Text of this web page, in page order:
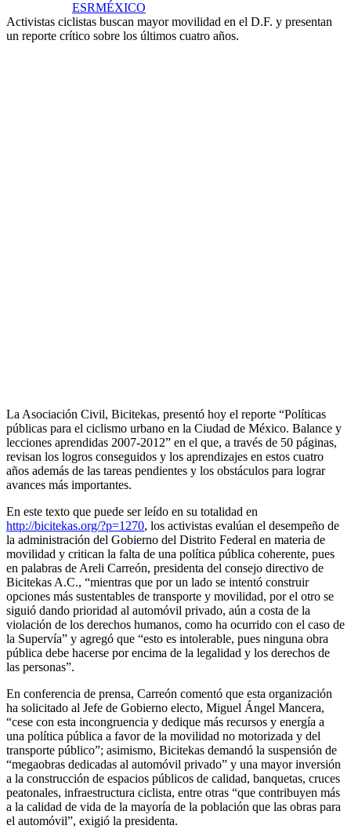
ESRMÉXICO
Activistas ciclistas buscan mayor movilidad en el D.F. y presentan
un reporte crítico sobre los últimos cuatro años.
La Asociación Civil, Bicitekas, presentó hoy el reporte “Políticas
públicas para el ciclismo urbano en la Ciudad de México. Balance y
lecciones aprendidas 2007-2012” en el que, a través de 50 páginas,
revisan los logros conseguidos y los aprendizajes en estos cuatro
años además de las tareas pendientes y los obstáculos para lograr
avances más importantes.
En este texto que puede ser leído en su totalidad en
http://bicitekas.org/?p=1270, los activistas evalúan el desempeño de
la administración del Gobierno del Distrito Federal en materia de
movilidad y critican la falta de una política pública coherente, pues
en palabras de Areli Carreón, presidenta del consejo directivo de
Bicitekas A.C., “mientras que por un lado se intentó construir
opciones más sustentables de transporte y movilidad, por el otro se
siguió dando prioridad al automóvil privado, aún a costa de la
violación de los derechos humanos, como ha ocurrido con el caso de
la Supervía” y agregó que “esto es intolerable, pues ninguna obra
pública debe hacerse por encima de la legalidad y los derechos de
las personas”.
En conferencia de prensa, Carreón comentó que esta organización
ha solicitado al Jefe de Gobierno electo, Miguel Ángel Mancera,
“cese con esta incongruencia y dedique más recursos y energía a
una política pública a favor de la movilidad no motorizada y del
transporte público”; asimismo, Bicitekas demandó la suspensión de
“megaobras dedicadas al automóvil privado” y una mayor inversión
a la construcción de espacios públicos de calidad, banquetas, cruces
peatonales, infraestructura ciclista, entre otras “que contribuyen más
a la calidad de vida de la mayoría de la población que las obras para
el automóvil”, exigió la presidenta.